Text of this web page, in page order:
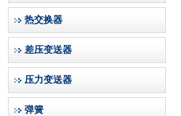
热交换器
差压变送器
压力变送器
弹簧